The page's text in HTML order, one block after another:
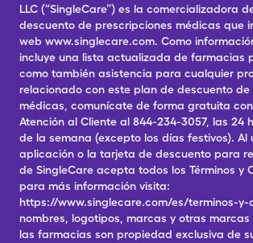
LLC (“SingleCare”) es la comercializadora
descuento de prescripciones médicas que
web www.singlecare.com. Como
incluye una lista actualizada de farmacias
como también asistencia para cualquier
relacionado con este plan de descuento de
médicas, comunícate de forma gratuita
Atención al Cliente al 844-234-3057, las 24
de la semana (excepto los días festivos). Al
aplicación o la tarjeta de descuento para
de SingleCare acepta todos los Términos y
para más información visita:
https://www.singlecare.com/es/terminos-y-
nombres, logotipos, marcas y otras
las farmacias son propiedad exclusiva de